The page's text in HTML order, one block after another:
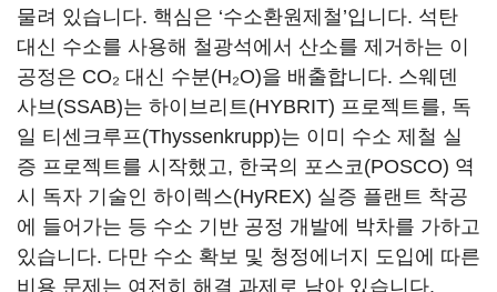
물려 있습니다. 핵심은 ‘수소환원제철’입니다. 석탄
대신 수소를 사용해 철광석에서 산소를 제거하는 이
공정은 CO₂ 대신 수분(H₂O)을 배출합니다. 스웨덴
사브(SSAB)는 하이브리트(HYBRIT) 프로젝트를, 독
일 티센크루프(Thyssenkrupp)는 이미 수소 제철 실
증 프로젝트를 시작했고, 한국의 포스코(POSCO) 역
시 독자 기술인 하이렉스(HyREX) 실증 플랜트 착공
에 들어가는 등 수소 기반 공정 개발에 박차를 가하고
있습니다. 다만 수소 확보 및 청정에너지 도입에 따른
비용 문제는 여전히 해결 과제로 남아 있습니다.